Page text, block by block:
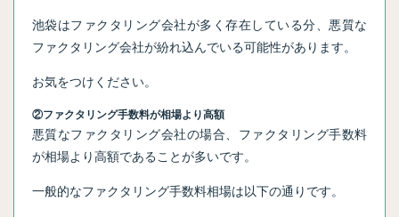
池袋はファクタリング会社が多く存在している分、悪質な
ファクタリング会社が紛れ込んでいる可能性があります。
お気をつけください。
②ファクタリング手数料が相場より高額
悪質なファクタリング会社の場合、ファクタリング手数料
が相場より高額であることが多いです。
一般的なファクタリング手数料相場は以下の通りです。